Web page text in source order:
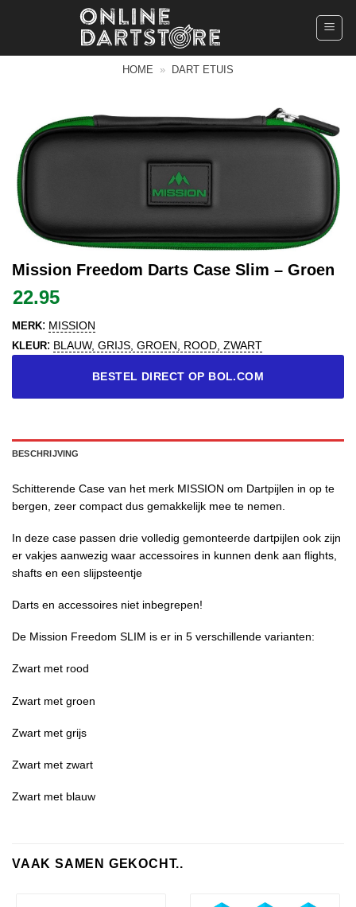
HOME » DART ETUIS
Mission Freedom Darts Case Slim – Groen
22.95
MERK: MISSION
KLEUR: BLAUW, GRIJS, GROEN, ROOD, ZWART
BESTEL DIRECT OP BOL.COM
BESCHRIJVING
Schitterende Case van het merk MISSION om Dartpijlen in op te
bergen, zeer compact dus gemakkelijk mee te nemen.
In deze case passen drie volledig gemonteerde dartpijlen ook zijn
er vakjes aanwezig waar accessoires in kunnen denk aan flights,
shafts en een slijpsteentje
Darts en accessoires niet inbegrepen!
De Mission Freedom SLIM is er in 5 verschillende varianten:
Zwart met rood
Zwart met groen
Zwart met grijs
Zwart met zwart
Zwart met blauw
VAAK SAMEN GEKOCHT..